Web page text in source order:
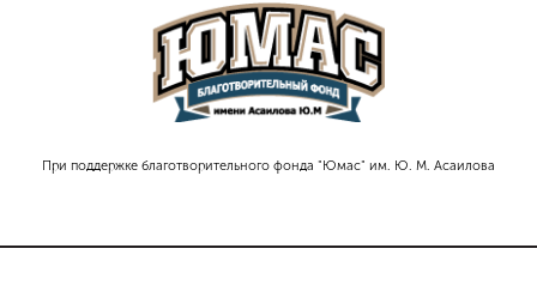
При поддержке благотворительного фонда "Юмас" им. Ю. М. Асаилова